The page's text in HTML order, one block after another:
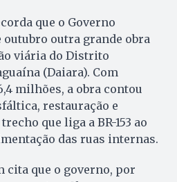
que o Governo
outra grande obra
viária do Distrito
(Daiara). Com
milhões, a obra contou
restauração e
que liga a BR-153 ao
das ruas internas.
cita que o governo, por